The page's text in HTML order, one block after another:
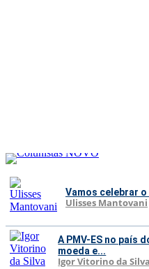
Vamos celebrar
Ulisses Mantovani
A PMV-ES no país
moeda e...
Igor Vitorino da Silva